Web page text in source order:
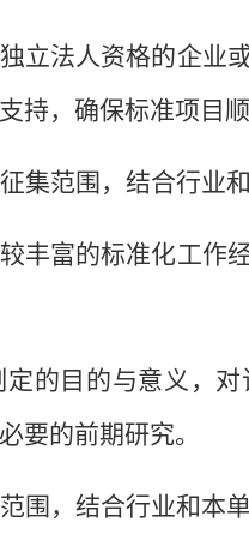
立法人资格的企业
持，确保标准项目顺
集范围，结合行业
丰富的标准化工作
的目的与意义，
要的前期研究。
围，结合行业和本